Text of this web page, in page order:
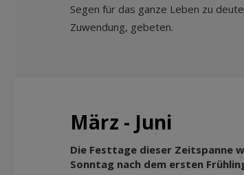
Segen für das ganze Leben zu
Zuwendung, gebeten.
März - Juni
Die Festtage dieser Zeitspanne
Sonntag nach dem ersten